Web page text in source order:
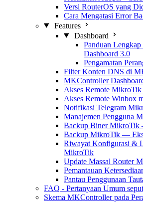
Versi RouterOS yang
Cara Mengatasi Error
Features
Dashboard
Panduan
Dashboard 3.0
Pengamatan
Filter Konten DNS di
MKController
Akses Remote
Akses Remote Winbox
Notifikasi Telegram
Manajemen Pengguna
Backup Biner MikroTik
Backup MikroTik —
Riwayat Konfigurasi &
MikroTik
Update Massal Router
Pemantauan
Pantau Penggunaan
FAQ - Pertanyaan Umum
Skema MKController pada